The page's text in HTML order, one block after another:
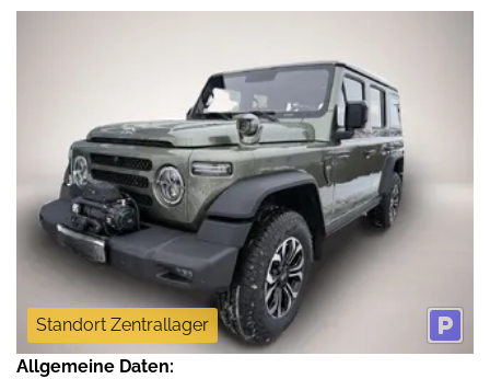
Standort Zentrallager
Allgemeine Daten: